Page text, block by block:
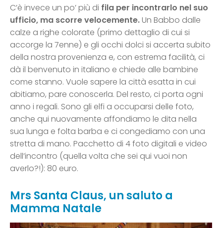
C’è invece un po’ più di fila per incontrarlo nel suo
ufficio, ma scorre velocemente.Un Babbo dalle
calze a righe colorate (primo dettaglio di cui si
accorge la 7enne) e gli occhi dolci si accerta subito
della nostra provenienza e, con estrema facilità, ci
dà il benvenuto in italiano e chiede alle bambine
come stanno. Vuole sapere la città esatta in cui
abitiamo, pare conoscerla. Del resto, ci porta ogni
anno i regali. Sono gli elfi a occuparsi delle foto,
anche qui nuovamente affondiamo le dita nella
sua lunga e folta barba e ci congediamo con una
stretta di mano. Pacchetto di 4 foto digitali e video
dell’incontro (quella volta che sei qui vuoi non
averlo?!): 80 euro.
Mrs Santa Claus, un saluto a
Mamma Natale